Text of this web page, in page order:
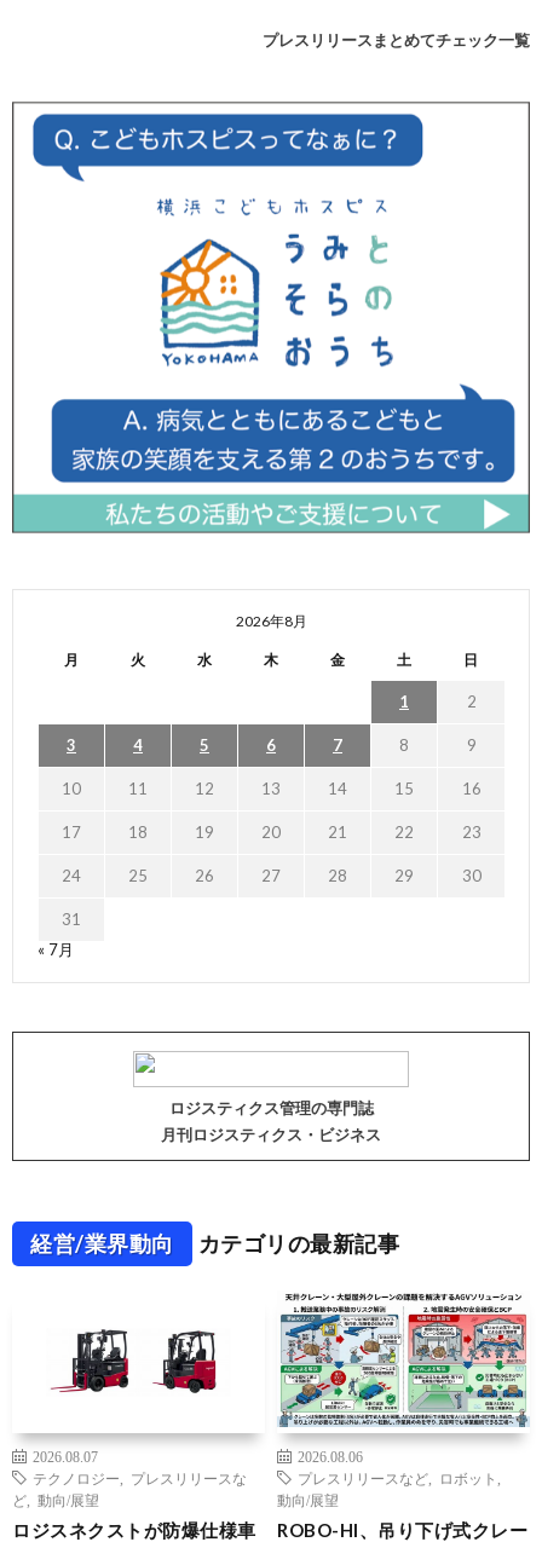
プレスリリースまとめてチェック一覧
2026年8月
月 火 水 木 金 土 日
1 2
3 4 5 6 7 8 9
10 11 12 13 14 15 16
17 18 19 20 21 22 23
24 25 26 27 28 29 30
31
« 7月
ロジスティクス管理の専門誌
月刊ロジスティクス・ビジネス
経営/業界動向 カテゴリの最新記事
2026.08.07
テクノロジー
プレスリリースな
ど
動向/展望
ロジスネクストが防爆仕様車
2026.08.06
プレスリリースなど
ロボット
動向/展望
ROBO-HI、吊り下げ式クレー